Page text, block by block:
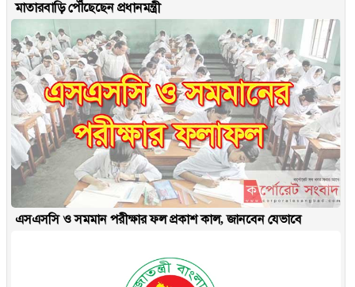
মাতারবাড়ি পৌঁছেছেন প্রধানমন্ত্রী
এসএসসি ও সমমান পরীক্ষার ফল প্রকাশ কাল, জানবেন যেভাবে